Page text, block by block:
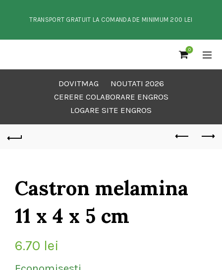
TRANSPORT GRATUIT LA COMANDA DE MINIMUM 200 LEI
0
DOVITMAG
NOUTATI 2026
CERERE COLABORARE ENGROS
LOGARE SITE ENGROS
Castron melamina
11 x 4 x 5 cm
6.70 lei